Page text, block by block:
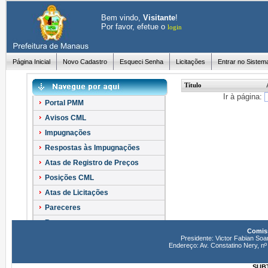
Bem vindo, Visitante!
Por favor, efetue o login
Página Inicial Novo Cadastro Esqueci Senha Licitações Entrar no
Portal PMM
Avisos CML
Impugnações
Respostas às Impugnações
Atas de Registro de Preços
Posições CML
Atas de Licitações
Pareceres
Recursos
Título
Ir à página:
Presidente: Victor Fabian
Endereço: Av. Constatino Nery,